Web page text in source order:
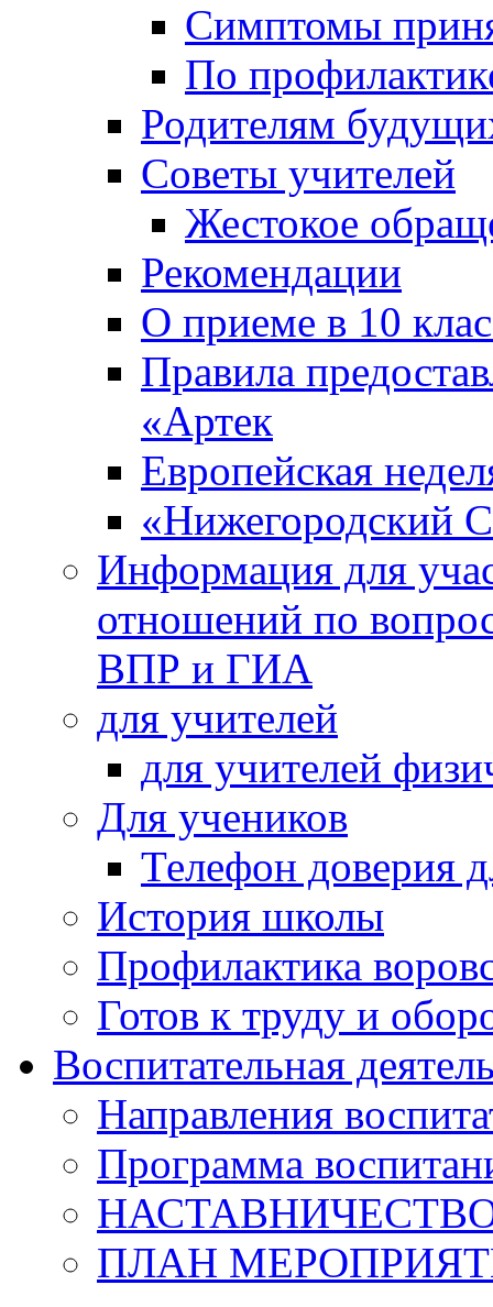
Симптомы
По
Родителям
Советы учителей
Жестокое
Рекомендации
О приеме в 10
Правила
«Артек
Европейская
«Нижегородский
Информация для
отношений по
ВПР и ГИА
для учителей
для учителей
Для учеников
Телефон доверия
История школы
Профилактика
Готов к труду и
Воспитательная
Направления
Программа
ПЛАН МЕРОПРИЯТИЙ